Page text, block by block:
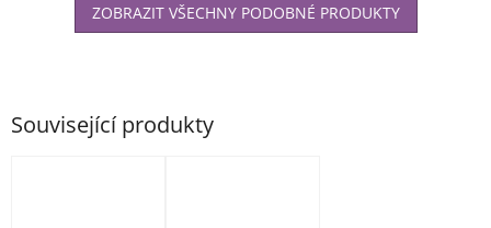
Související produkty
ZOBRAZIT VŠECHNY PODOBNÉ PRODUKTY